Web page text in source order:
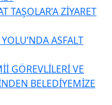
TAŞOLAR’A ZİYARET
ASFALT
GÖREVLİLERİ VE
BELEDİYEMİZE